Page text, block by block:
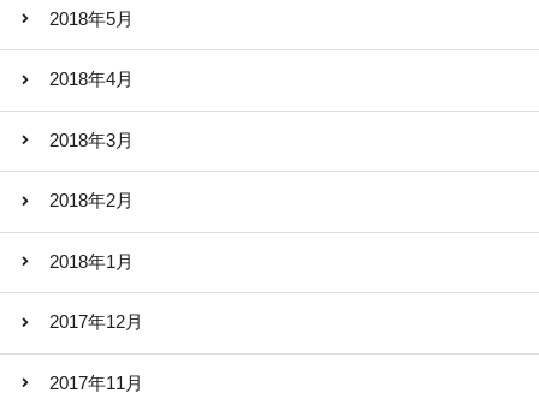
2018年5月
2018年4月
2018年3月
2018年2月
2018年1月
2017年12月
2017年11月